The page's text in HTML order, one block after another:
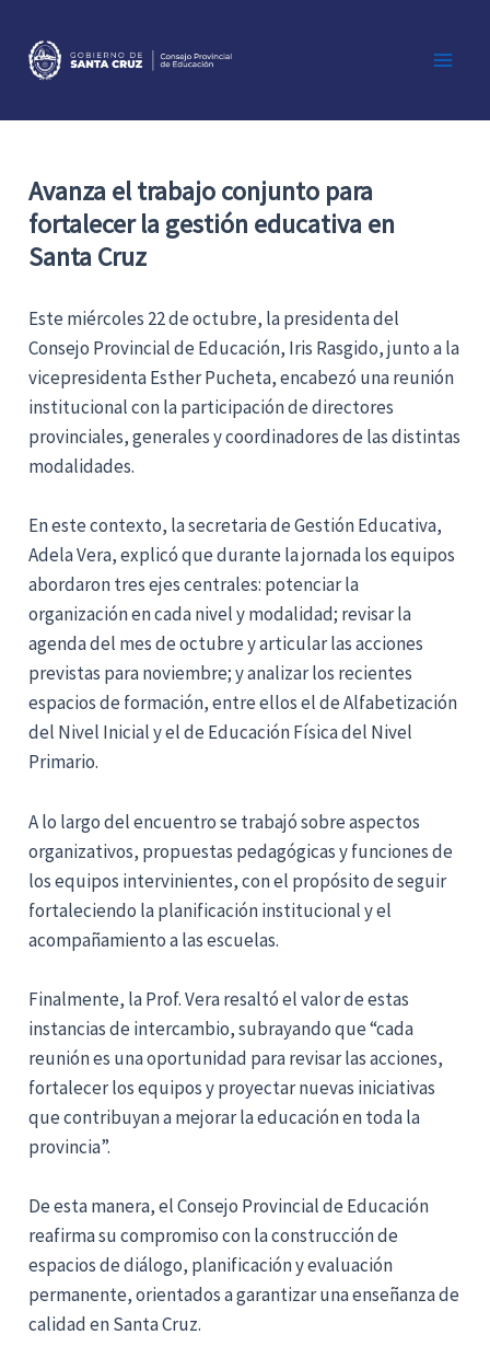
contenido
Avanza el trabajo conjunto para
fortalecer la gestión educativa en
Santa Cruz
Este miércoles 22 de octubre, la presidenta del
Consejo Provincial de Educación, Iris Rasgido, junto a la
vicepresidenta Esther Pucheta, encabezó una reunión
institucional con la participación de directores
provinciales, generales y coordinadores de las distintas
modalidades.
En este contexto, la secretaria de Gestión Educativa,
Adela Vera, explicó que durante la jornada los equipos
abordaron tres ejes centrales: potenciar la
organización en cada nivel y modalidad; revisar la
agenda del mes de octubre y articular las acciones
previstas para noviembre; y analizar los recientes
espacios de formación, entre ellos el de Alfabetización
del Nivel Inicial y el de Educación Física del Nivel
Primario.
A lo largo del encuentro se trabajó sobre aspectos
organizativos, propuestas pedagógicas y funciones de
los equipos intervinientes, con el propósito de seguir
fortaleciendo la planificación institucional y el
acompañamiento a las escuelas.
Finalmente, la Prof. Vera resaltó el valor de estas
instancias de intercambio, subrayando que “cada
reunión es una oportunidad para revisar las acciones,
fortalecer los equipos y proyectar nuevas iniciativas
que contribuyan a mejorar la educación en toda la
provincia”.
De esta manera, el Consejo Provincial de Educación
reafirma su compromiso con la construcción de
espacios de diálogo, planificación y evaluación
permanente, orientados a garantizar una enseñanza de
calidad en Santa Cruz.